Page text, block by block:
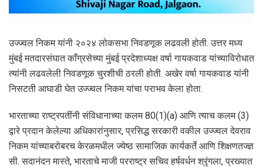
उज्ज्वल निकम यांनी २०२४ लोकसभा निवडणूक लढवली होती. उत्तर मध्य
मुंबई मतदारसंघात काँग्रसेच्या मुंबई प्रदेशाध्यक्ष वर्षा गायकवाड यांच्‍याविरोधात
त्‍यांनी लढवलेली निवडणूक चुरशीची ठरली होती. अखेर वर्षा गायकवाड यांनी
निसटती आघाडी घेत उज्ज्वल निकम यांचा पराभव केला होता.
भारताच्या राष्ट्रपतींनी संविधानाच्या कलम 80(1)(a) आणि त्याच कलम (3)
द्वारे प्रदान केलेल्या अधिकारांनुसार, प्रसिद्ध सरकारी वकील उज्ज्वल देवराव
निकम यांच्‍याबरोबरच केरळमधील ज्येष्ठ सामाजिक कार्यकर्ते आणि शिक्षणतज्ज्ञ
सी. सदानंदन मास्ते, भारताचे माजी परराष्ट्र सचिव हर्षवर्धन श्रृंगला, प्रख्यात